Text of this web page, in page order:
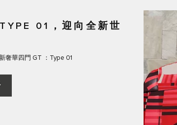
01，迎向全新世
奢華四門 GT ：Type 01